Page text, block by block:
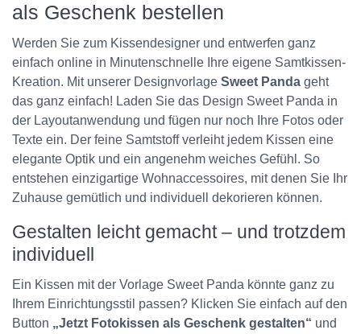
als Geschenk bestellen
Werden Sie zum Kissendesigner und entwerfen ganz
einfach online in Minutenschnelle Ihre eigene Samtkissen-
Kreation. Mit unserer Designvorlage Sweet Panda geht
das ganz einfach! Laden Sie das Design Sweet Panda in
der Layoutanwendung und fügen nur noch Ihre Fotos oder
Texte ein. Der feine Samtstoff verleiht jedem Kissen eine
elegante Optik und ein angenehm weiches Gefühl. So
entstehen einzigartige Wohnaccessoires, mit denen Sie Ihr
Zuhause gemütlich und individuell dekorieren können.
Gestalten leicht gemacht – und trotzdem
individuell
Ein Kissen mit der Vorlage Sweet Panda könnte ganz zu
Ihrem Einrichtungsstil passen? Klicken Sie einfach auf den
Button „Jetzt Fotokissen als Geschenk gestalten“ und